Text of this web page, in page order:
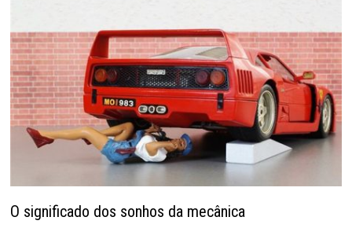
O significado dos sonhos da mecânica